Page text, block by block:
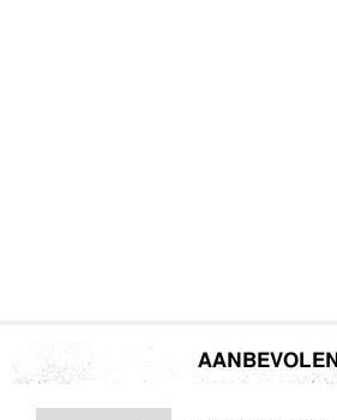
AANBEVOLEN